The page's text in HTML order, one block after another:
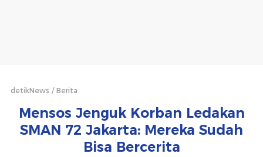
detikNews Berita
Mensos Jenguk Korban Ledakan
SMAN 72 Jakarta: Mereka Sudah
Bisa Bercerita